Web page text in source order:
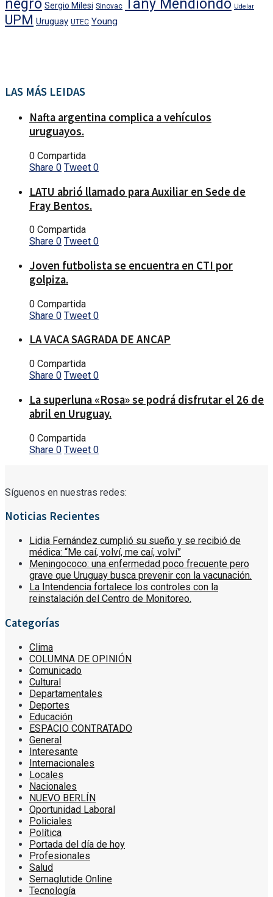
negro Sergio Milesi Sinovac Tany Mendiondo Udelar
UPM Uruguay UTEC Young
LAS MÁS LEIDAS
Nafta argentina complica a vehículos
uruguayos.
0 Compartida
Share 0 Tweet 0
LATU abrió llamado para Auxiliar en Sede de
Fray Bentos.
0 Compartida
Share 0 Tweet 0
Joven futbolista se encuentra en CTI por
golpiza.
0 Compartida
Share 0 Tweet 0
LA VACA SAGRADA DE ANCAP
0 Compartida
Share 0 Tweet 0
La superluna «Rosa» se podrá disfrutar el 26 de
abril en Uruguay.
0 Compartida
Share 0 Tweet 0
Síguenos en nuestras redes:
Noticias Recientes
Lidia Fernández cumplió su sueño y se recibió de
médica: “Me caí, volví, me caí, volví”
Meningococo: una enfermedad poco frecuente pero
grave que Uruguay busca prevenir con la vacunación.
La Intendencia fortalece los controles con la
reinstalación del Centro de Monitoreo.
Categorías
Clima
COLUMNA DE OPINIÓN
Comunicado
Cultural
Departamentales
Deportes
Educación
ESPACIO CONTRATADO
General
Interesante
Internacionales
Locales
Nacionales
NUEVO BERLÍN
Oportunidad Laboral
Policiales
Política
Portada del día de hoy
Profesionales
Salud
Semaglutide Online
Tecnología